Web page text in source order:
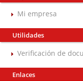
Mi empresa
Utilidades
Verificación de
Enlaces